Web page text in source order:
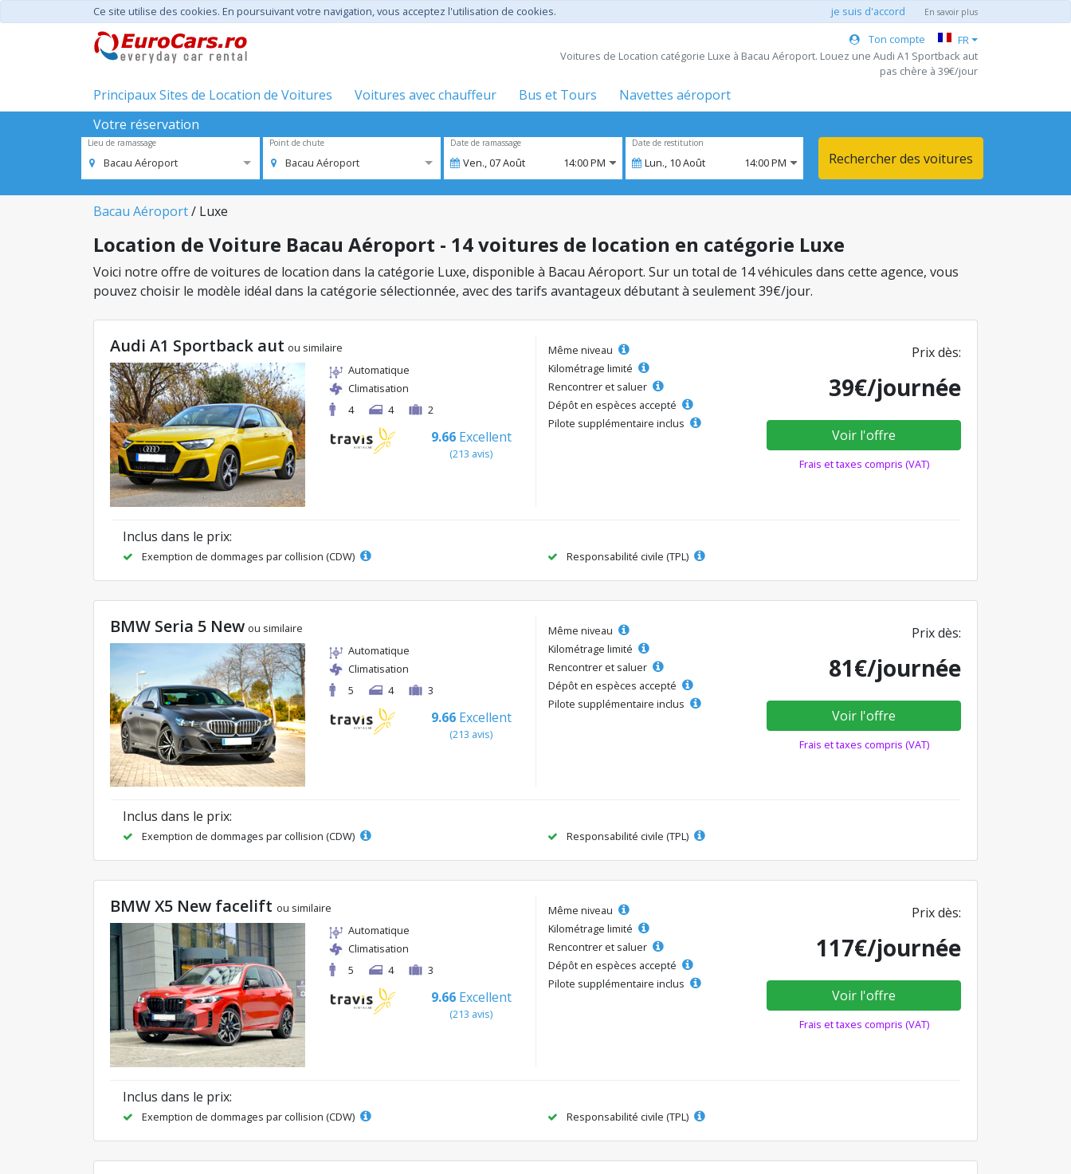
Ce site utilise des cookies. En poursuivant votre navigation, vous acceptez l'utilisation de cookies. je suis d'accord En savoir plus
Ton compte
FR
Voitures de Location catégorie Luxe à Bacau Aéroport. Louez une Audi A1 Sportback aut
pas chère à 39€/jour
Principaux Sites de Location de Voitures Voitures avec chauffeur Bus et Tours
Navettes aéroport
Votre réservation
Lieu de ramassage
Bacau Aéroport
Point de chute
Bacau Aéroport
Date de ramassage
Ven.,07Août 14:00 PM
Date de restitution
Lun., 10Août 14:00 PM Rechercher des voitures
Bacau Aéroport/ Luxe
Location de Voiture Bacau Aéroport - 14 voitures de location en catégorie Luxe
Voici notre offre de voitures de location dans la catégorie Luxe, disponible à Bacau Aéroport. Sur un total de 14 véhicules dans cette agence, vous
pouvez choisir le modèle idéal dans la catégorie sélectionnée, avec des tarifs avantageux débutant à seulement 39€/jour.
Audi A1 Sportback aut ou similaire
Automatique
Climatisation
4
4 2
9.66 Excellent
(213 avis)
Même niveau
Kilométrage limité
Rencontrer et saluer
Dépôt en espèces accepté
Pilote supplémentaire inclus
Prix dès:
39€/journée
Voir l'offre
Frais et taxes compris (VAT)
Inclus dans le prix:
Exemption de dommages par collision (CDW) Responsabilité civile (TPL)
BMW Seria 5 New ou similaire
Automatique
Climatisation
5
4 3
9.66 Excellent
(213 avis)
Même niveau
Kilométrage limité
Rencontrer et saluer
Dépôt en espèces accepté
Pilote supplémentaire inclus
Prix dès:
81€/journée
Voir l'offre
Frais et taxes compris (VAT)
Inclus dans le prix:
Exemption de dommages par collision (CDW) Responsabilité civile (TPL)
BMW X5 New facelift ou similaire
Automatique
Climatisation
5
4 3
9.66 Excellent
(213 avis)
Même niveau
Kilométrage limité
Rencontrer et saluer
Dépôt en espèces accepté
Pilote supplémentaire inclus
Prix dès:
117€/journée
Voir l'offre
Frais et taxes compris (VAT)
Inclus dans le prix:
Exemption de dommages par collision (CDW) Responsabilité civile (TPL)